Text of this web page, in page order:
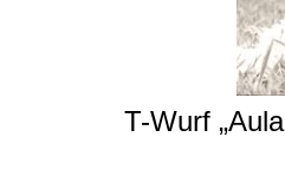
T-Wurf